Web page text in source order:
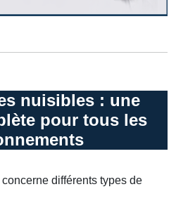
nuisibles : une
pour tous les
concerne différents types de